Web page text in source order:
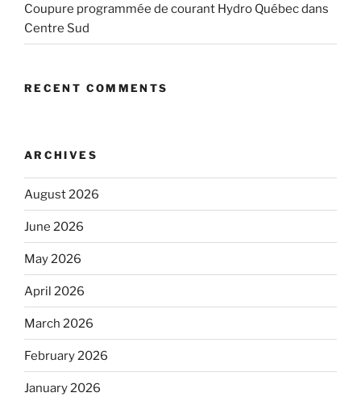
Coupure programmée de courant Hydro Québec dans
Centre Sud
RECENT COMMENTS
ARCHIVES
August 2026
June 2026
May 2026
April 2026
March 2026
February 2026
January 2026